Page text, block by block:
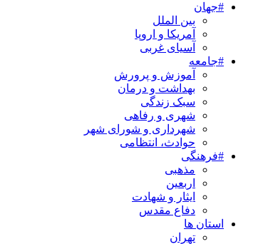
#جهان
بین الملل
آمریکا و اروپا
آسیای غربی
#جامعه
آموزش و پرورش
بهداشت و درمان
سبک زندگی
شهری و رفاهی
شهرداری و شورای شهر
حوادث، انتظامی
#فرهنگی
مذهبی
اربعین
ایثار و شهادت
دفاع مقدس
استان ها
تهران